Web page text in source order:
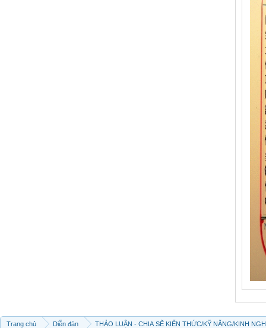
Trang chủ Diễn đàn THẢO LUẬN - CHIA SẼ KIẾN THỨC/KỸ NĂNG/KINH